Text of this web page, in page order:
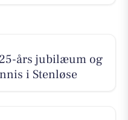
års jubilæum og
i Stenløse